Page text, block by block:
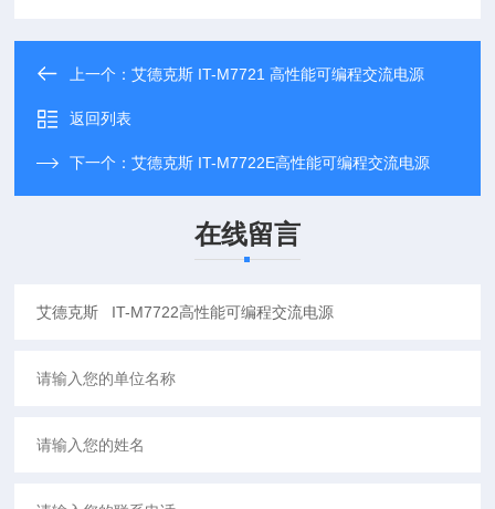
上一个：艾德克斯 IT-M7721 高性能可编程交流电源
返回列表
下一个：艾德克斯 IT-M7722E高性能可编程交流电源
在线留言